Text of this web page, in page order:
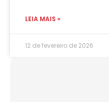
LEIA MAIS »
12 de fevereiro de 2026